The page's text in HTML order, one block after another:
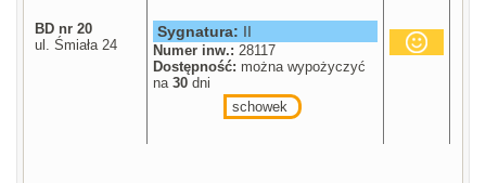
BD nr 20
ul. Śmiała 24
Sygnatura: II
Numer inw.: 28117
Dostępność: można wypożyczyć
na30 dni
schowek